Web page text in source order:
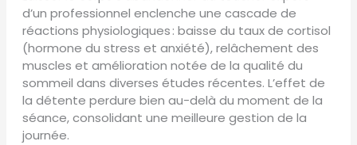
d’un professionnel enclenche une cascade de
réactions physiologiques : baisse du taux de cortisol
(hormone du stress et anxiété), relâchement des
muscles et amélioration notée de la qualité du
sommeil dans diverses études récentes. L’effet de
la détente perdure bien au-delà du moment de la
séance, consolidant une meilleure gestion de la
journée.